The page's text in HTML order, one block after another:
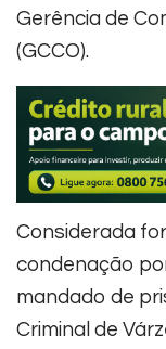
Gerência de
(GCCO).
Considerada
condenação
mandado de
Criminal de